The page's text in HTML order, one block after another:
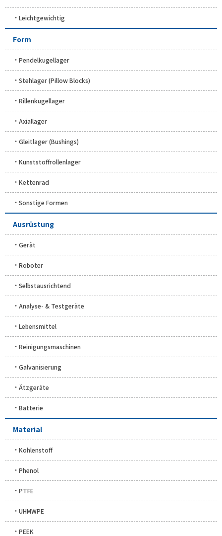
Leichtgewichtig
Form
Pendelkugellager
Stehlager (Pillow Blocks)
Rillenkugellager
Axiallager
Gleitlager (Bushings)
Kunststoffrollenlager
Kettenrad
Sonstige Formen
Ausrüstung
Gerät
Roboter
Selbstausrichtend
Analyse- & Testgeräte
Lebensmittel
Reinigungsmaschinen
Galvanisierung
Ätzgeräte
Batterie
Material
Kohlenstoff
Phenol
PTFE
UHMWPE
PEEK